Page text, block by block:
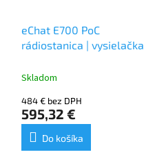
eChat E700 PoC
rádiostanica | vysielačka
Skladom
484 € bez DPH
595,32 €
Do košíka